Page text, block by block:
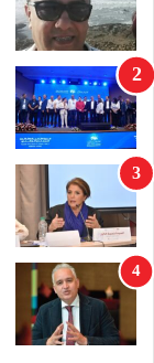
ك